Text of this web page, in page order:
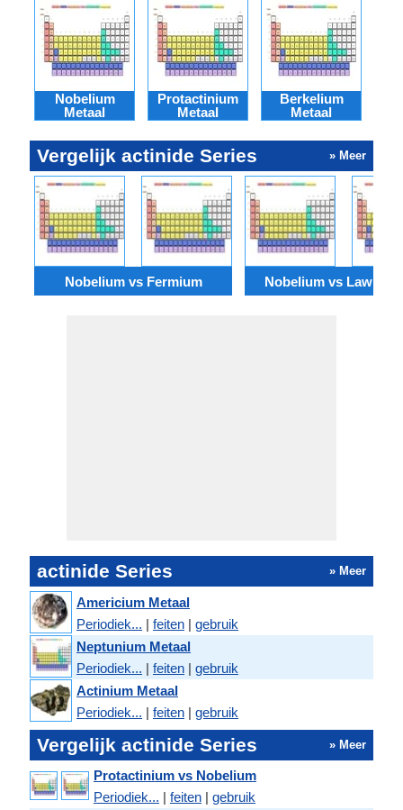
Nobelium
Metaal
Protactinium
Metaal
Berkelium
Metaal
Vergelijk actinide Series » Meer
Nobelium vs Fermium Nobelium vs
actinide Series » Meer
Americium Metaal
Periodiek... | feiten | gebruik
Neptunium Metaal
Periodiek... | feiten | gebruik
Actinium Metaal
Periodiek... | feiten | gebruik
Vergelijk actinide Series » Meer
Protactinium vs Nobelium
Periodiek... | feiten | gebruik